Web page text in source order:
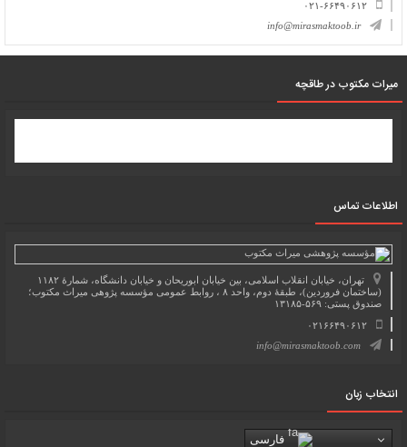
۰۲۱-۶۶۴۹۰۶۱۲
info@mirasmaktoob.ir
میرات مکتوب در طاقچه
اطلاعات تماس
تهران، خیابان انقلاب اسلامی، بین خیابان ابوریحان و خیابان دانشگاه، شمارۀ ۱۱۸۲
(ساختمان فروردین)، طبقۀ دوم، واحد ۸ ، روابط عمومی مؤسسه پژوهی میراث مکتوب؛
صندوق پستی: ۵۶۹-۱۳۱۸۵
۰۲۱۶۶۴۹۰۶۱۲
info@mirasmaktoob.com
انتخاب زبان
فارسی